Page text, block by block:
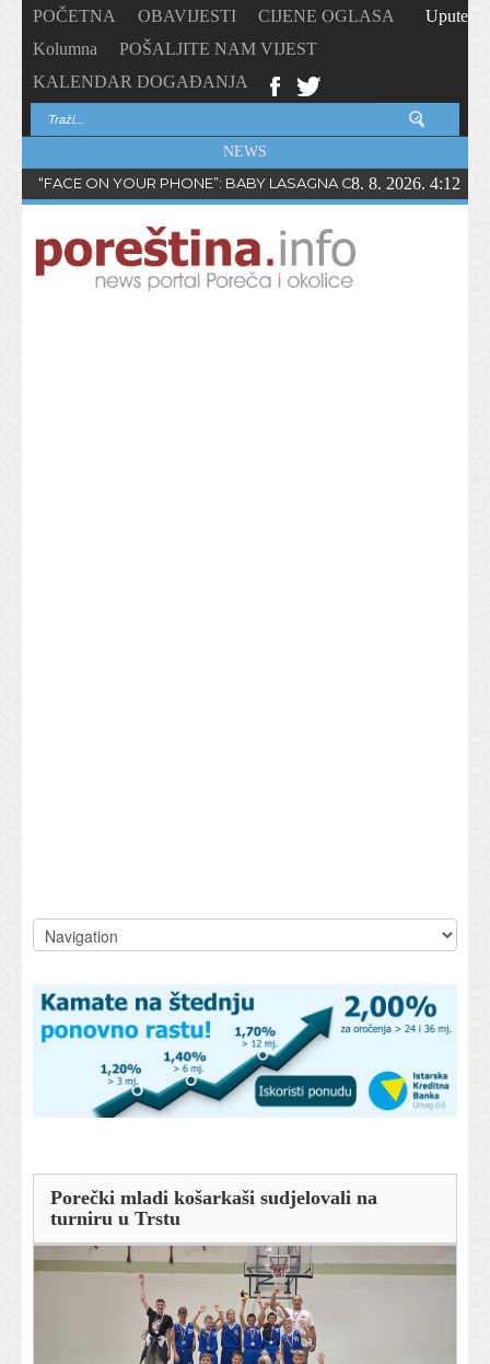
POČETNA OBAVIJESTI
CIJENE OGLASA
Kolumna
POŠALJITE NAM VIJEST
KALENDAR DOGAĐANJA
Upute
NEWS
“FACE ON YOUR PHONE”: BABY LASAGNA OBJAVIO NOVI
8. 8. 2026. 4:12
Porečki mladi košarkaši sudjelovali na
turniru u Trstu